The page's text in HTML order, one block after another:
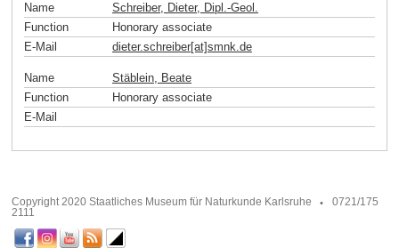
Name
Schreiber, Dieter, Dipl.-Geol.
Function
Honorary associate
E-Mail
dieter.schreiber[at]smnk.de
Name
Stäblein, Beate
Function
Honorary associate
E-Mail
Copyright 2020 Staatliches Museum für Naturkunde Karlsruhe
0721/175
2111